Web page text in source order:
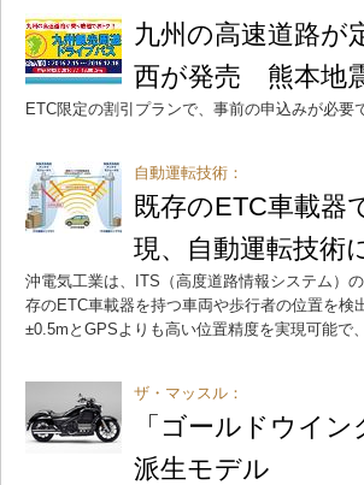
九州の高速道路が
西が発売 熊本地
ETC限定の割引プランで、事前の申込みが必要
自動運転技術：
既存のETC車載器
現、自動運転技術
沖電気工業は、ITS（高度道路情報システム）
存のETC車載器を持つ車両や歩行者の位置を
±0.5mとGPSよりも高い位置精度を実現可能で
ザ・マッスル：
「ゴールドウイ
派生モデル